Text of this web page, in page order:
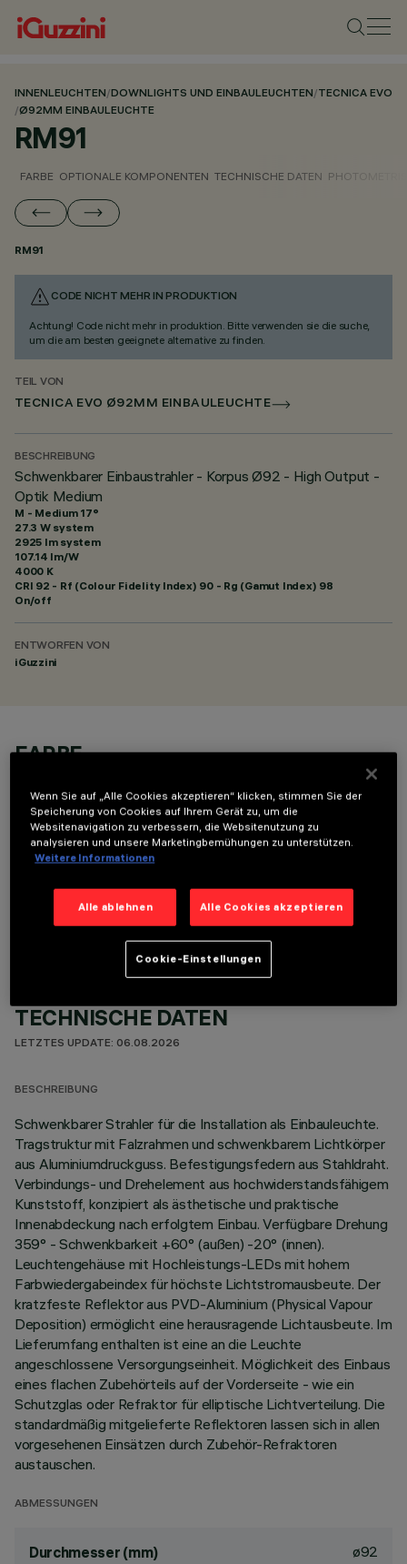
INNENLEUCHTEN/DOWNLIGHTS UND EINBAULEUCHTEN/TECNICA EVO
/Ø92MM EINBAULEUCHTE
RM91
FARBE OPTIONALE KOMPONENTEN TECHNISCHE DATEN
RM91
CODE NICHT MEHR IN PRODUKTION
Achtung! Code nicht mehr in produktion. Bitte verwenden sie die suche,
um die am besten geeignete alternative zu finden.
TEIL VON
TECNICA EVO Ø92MM EINBAULEUCHTE
BESCHREIBUNG
Schwenkbarer Einbaustrahler - Korpus Ø92 - High Output -
Optik Medium
M - Medium 17°
27.3 W system
2925 lm system
107.14 lm/W
4000 K
CRI 92 - Rf (Colour Fidelity Index) 90 - Rg (Gamut Index) 98
On/off
ENTWORFEN VON
iGuzzini
FARBE
OPTIONALE KOMPONENTEN
TECHNISCHE DATEN
LETZTES UPDATE: 06.08.2026
BESCHREIBUNG
Schwenkbarer Strahler für die Installation als Einbauleuchte.
Tragstruktur mit Falzrahmen und schwenkbarem Lichtkörper
aus Aluminiumdruckguss. Befestigungsfedern aus Stahldraht.
Verbindungs- und Drehelement aus hochwiderstandsfähigem
Kunststoff, konzipiert als ästhetische und praktische
Innenabdeckung nach erfolgtem Einbau. Verfügbare Drehung
359° - Schwenkbarkeit +60° (außen) -20° (innen).
Leuchtengehäuse mit Hochleistungs-LEDs mit hohem
Farbwiedergabeindex für höchste Lichtstromausbeute. Der
kratzfeste Reflektor aus PVD-Aluminium (Physical Vapour
Deposition) ermöglicht eine herausragende Lichtausbeute. Im
Lieferumfang enthalten ist eine an die Leuchte
angeschlossene Versorgungseinheit. Möglichkeit des Einbaus
eines flachen Zubehörteils auf der Vorderseite - wie ein
Schutzglas oder Refraktor für elliptische Lichtverteilung. Die
standardmäßig mitgelieferte Reflektoren lassen sich in allen
vorgesehenen Einsätzen durch Zubehör-Refraktoren
austauschen.
ABMESSUNGEN
Durchmesser (mm) ø92
Wenn Sie auf „Alle Cookies akzeptieren“ klicken, stimmen Sie der
Speicherung von Cookies auf Ihrem Gerät zu, um die
Websitenavigation zu verbessern, die Websitenutzung zu
analysieren und unsere Marketingbemühungen zu unterstützen.
Weitere Informationen
Alle ablehnen Alle Cookies akzeptieren
Cookie-Einstellungen